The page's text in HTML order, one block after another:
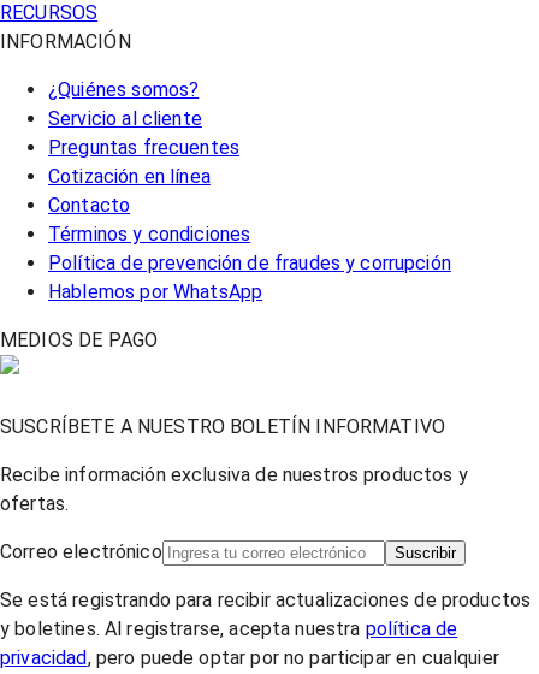
RECURSOS
INFORMACIÓN
¿Quiénes somos?
Servicio al cliente
Preguntas frecuentes
Cotización en línea
Contacto
Términos y condiciones
Política de prevención de fraudes y corrupción
Hablemos por WhatsApp
MEDIOS DE PAGO
SUSCRÍBETE A NUESTRO BOLETÍN INFORMATIVO
Recibe información exclusiva de nuestros productos y
ofertas.
Correo electrónico Suscribir
Se está registrando para recibir actualizaciones de productos
y boletines. Al registrarse, acepta nuestra política de
privacidad, pero puede optar por no participar en cualquier